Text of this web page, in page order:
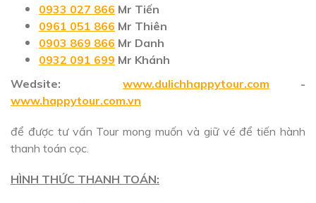
0933 027 866 Mr Tiến
0961 051 866 Mr Thiên
0903 869 866 Mr Danh
0932 091 699 Mr Khánh
Wedsite: www.dulichhappytour.com -
www.happytour.com.vn
để được tư vấn Tour mong muốn và giữ vé để tiến hành
thanh toán cọc.
HÌNH THỨC THANH TOÁN: